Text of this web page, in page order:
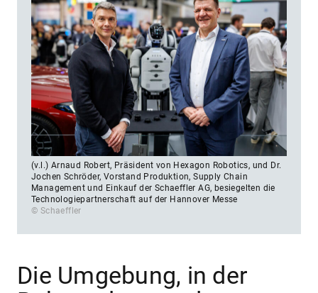
(v.l.) Arnaud Robert, Präsident von Hexagon Robotics, und Dr.
Jochen Schröder, Vorstand Produktion, Supply Chain
Management und Einkauf der Schaeffler AG, besiegelten die
Technologiepartnerschaft auf der Hannover Messe
© Schaeffler
Die Umgebung, in der